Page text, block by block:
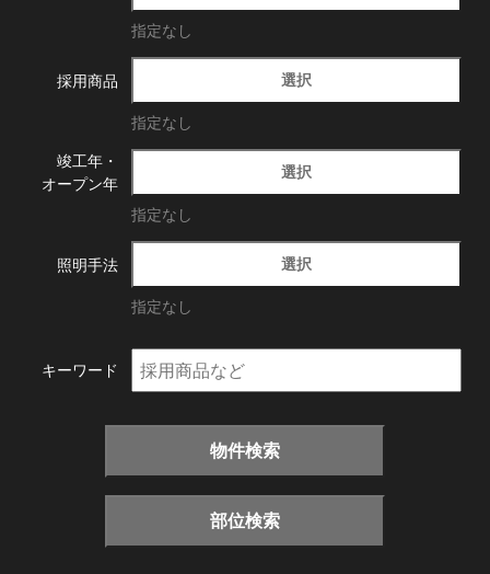
指定なし
採用商品 選択
指定なし
竣工年・
オープン年
選択
指定なし
照明手法 選択
指定なし
キーワード
物件検索
部位検索